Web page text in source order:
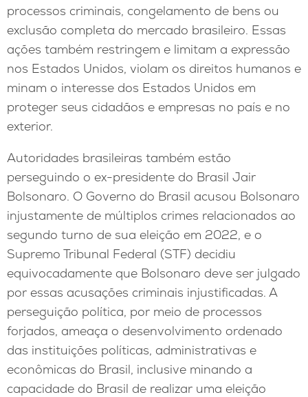
processos criminais, congelamento de bens ou
exclusão completa do mercado brasileiro. Essas
ações também restringem e limitam a expressão
nos Estados Unidos, violam os direitos humanos e
minam o interesse dos Estados Unidos em
proteger seus cidadãos e empresas no país e no
exterior.
Autoridades brasileiras também estão
perseguindo o ex-presidente do Brasil Jair
Bolsonaro. O Governo do Brasil acusou Bolsonaro
injustamente de múltiplos crimes relacionados ao
segundo turno de sua eleição em 2022, e o
Supremo Tribunal Federal (STF) decidiu
equivocadamente que Bolsonaro deve ser julgado
por essas acusações criminais injustificadas. A
perseguição política, por meio de processos
forjados, ameaça o desenvolvimento ordenado
das instituições políticas, administrativas e
econômicas do Brasil, inclusive minando a
capacidade do Brasil de realizar uma eleição